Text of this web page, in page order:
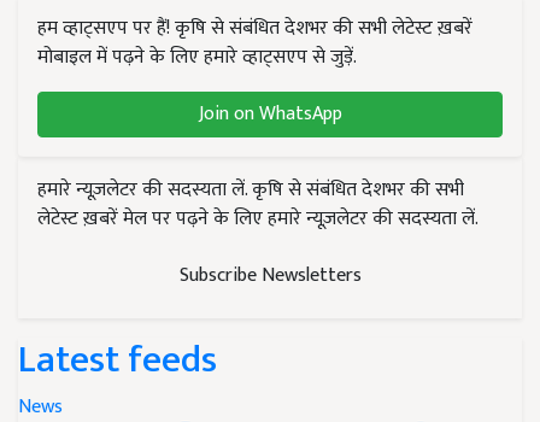
हम व्हाट्सएप पर हैं! कृषि से संबंधित देशभर की सभी लेटेस्ट ख़बरें
मोबाइल में पढ़ने के लिए हमारे व्हाट्सएप से जुड़ें.
Join on WhatsApp
हमारे न्यूज़लेटर की सदस्यता लें. कृषि से संबंधित देशभर की सभी
लेटेस्ट ख़बरें मेल पर पढ़ने के लिए हमारे न्यूज़लेटर की सदस्यता लें.
Subscribe Newsletters
Latest feeds
News